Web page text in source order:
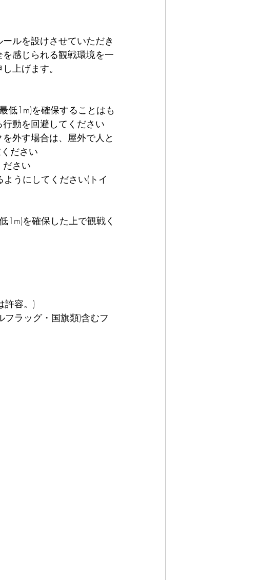
ルを設けさせていただき
感じられる観戦環境を一
上げます。
低1m)を確保することはも
動を回避してください
外す場合は、屋外で人と
ださい
ださい
うにしてください(トイ
1m)を確保した上で観戦く
許容。)
フラッグ・国旗類)含むフ